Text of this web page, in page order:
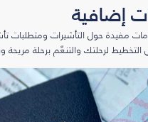
إضافية
مفيدة حول التأشيرات ومتطلبات
لرحلتك والتنعّم برحلة مريحة